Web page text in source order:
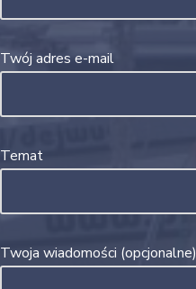
Twój adres e-mail
Temat
Twoja wiadomości (opcjonalne)